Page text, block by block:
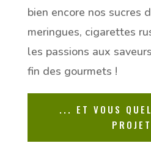
bien encore nos sucres
meringues, cigarettes
les passions aux
fin des gourmets !
... ET VOUS